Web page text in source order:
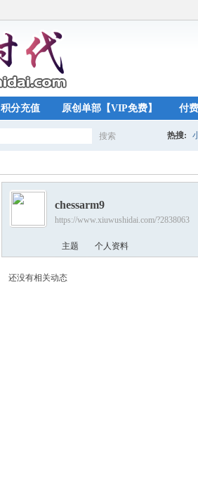
积分充值 原创单部【VIP免费】 付
搜索
索
热搜:
chessarm9
https://www.xiuwushidai.com/?2838063
主题 个人资料
还没有相关动态